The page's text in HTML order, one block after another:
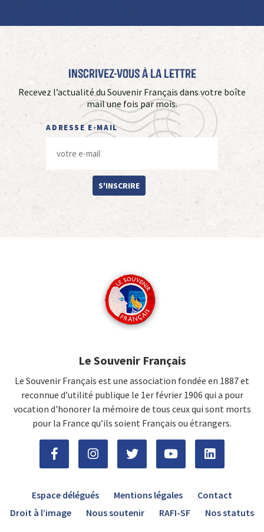
Inscrivez-vous à La Lettre
Recevez l’actualité du Souvenir Français dans votre boîte
mail une fois par mois.
ADRESSE E-MAIL
S'INSCRIRE
Le Souvenir Français
Le Souvenir Français est une association fondée en 1887 et
reconnue d’utilité publique le 1er février 1906 qui a pour
vocation d'honorer la mémoire de tous ceux qui sont morts
pour la France qu’ils soient Français ou étrangers.
Espace délégués Mentions légales
Contact
Droit à l’image
Nous soutenir RAFI-SF Nos statuts